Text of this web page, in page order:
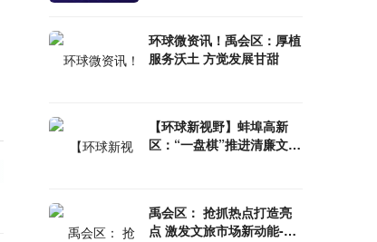
环球微资讯！禹会区：厚植
服务沃土 方觉发展甘甜
【环球新视野】蚌埠高新
区：“一盘棋”推进清廉文化
禹会区： 抢抓热点打造亮
点 激发文旅市场新动能-环